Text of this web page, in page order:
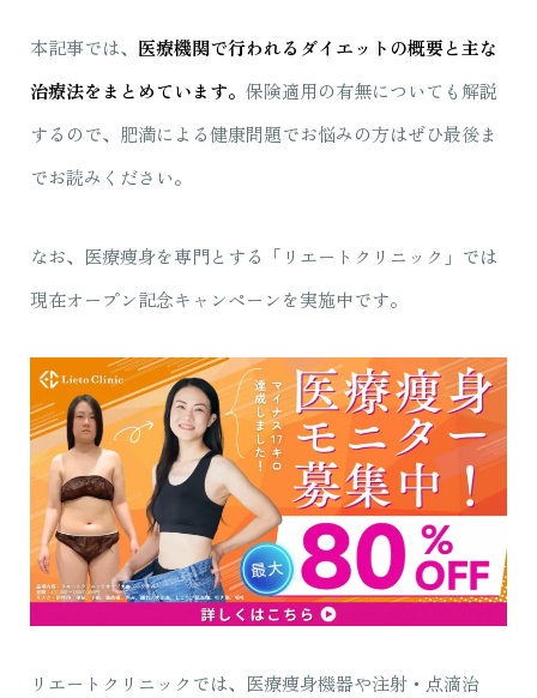
本記事では、 医療機関で行われるダイエットの概要と主な
治療法をまとめています。 保険適用の有無についても解説
するので、肥満による健康問題でお悩みの方はぜひ最後ま
でお読みください。
なお、医療痩身を専門とする「リエートクリニック」では
現在オープン記念キャンペーンを実施中です。
リエートクリニックでは、医療痩身機器や注射・点滴治